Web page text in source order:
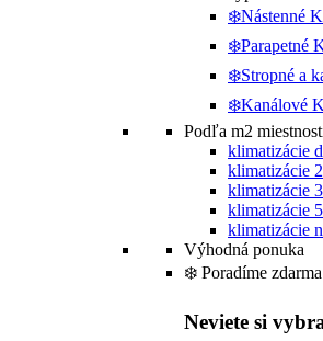
❄️Nástenné
❄️Parapetné
❄️Stropné a
❄️Kanálové
Podľa m2
klimatizácie
klimatizácie
klimatizácie
klimatizácie
klimatizácie
Výhodná ponuka
❄️ Poradíme zdarma
Neviete si